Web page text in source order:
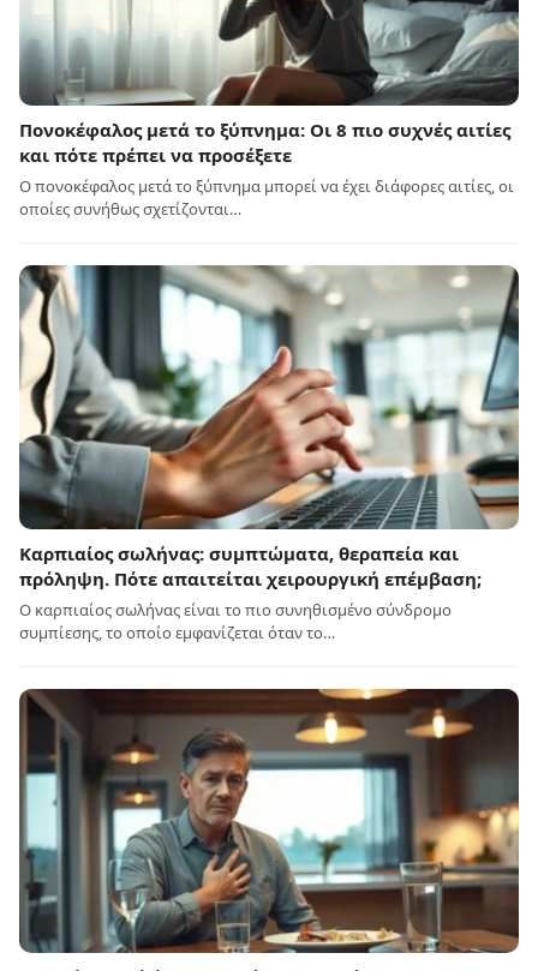
Πονοκέφαλος μετά το ξύπνημα: Οι 8 πιο συχνές αιτίες
και πότε πρέπει να προσέξετε
Ο πονοκέφαλος μετά το ξύπνημα μπορεί να έχει διάφορες αιτίες, οι
οποίες συνήθως σχετίζονται…
Καρπιαίος σωλήνας: συμπτώματα, θεραπεία και
πρόληψη. Πότε απαιτείται χειρουργική επέμβαση;
Ο καρπιαίος σωλήνας είναι το πιο συνηθισμένο σύνδρομο
συμπίεσης, το οποίο εμφανίζεται όταν το…